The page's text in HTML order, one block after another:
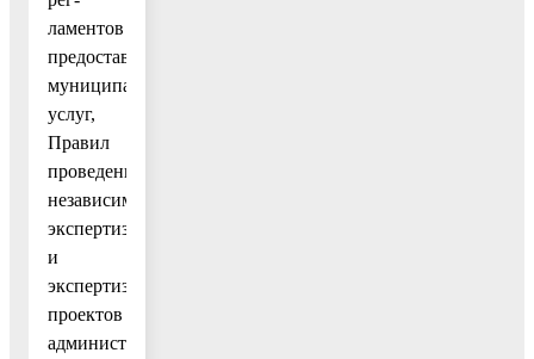
ламентов
предоставления
муниципальных
услуг,
Правил
проведения
независимой
экспертизы
и
экспертизы
проектов
административных